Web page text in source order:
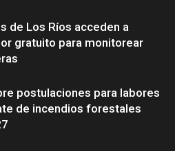
de Los Ríos acceden a
gratuito para monitorear
postulaciones para labores
de incendios forestales